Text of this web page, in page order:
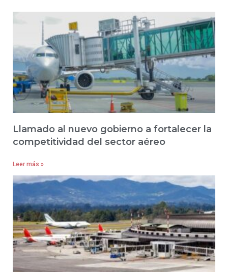
Llamado al nuevo gobierno a fortalecer la
competitividad del sector aéreo
Leer más »